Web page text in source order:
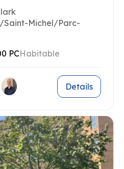
Saint-Michel/Parc-
PCHabitable
Details